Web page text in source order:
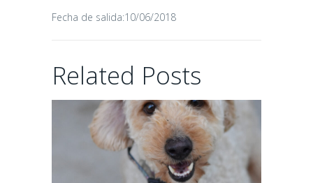
Fecha de salida:10/06/2018
Related Posts
02/06/2026